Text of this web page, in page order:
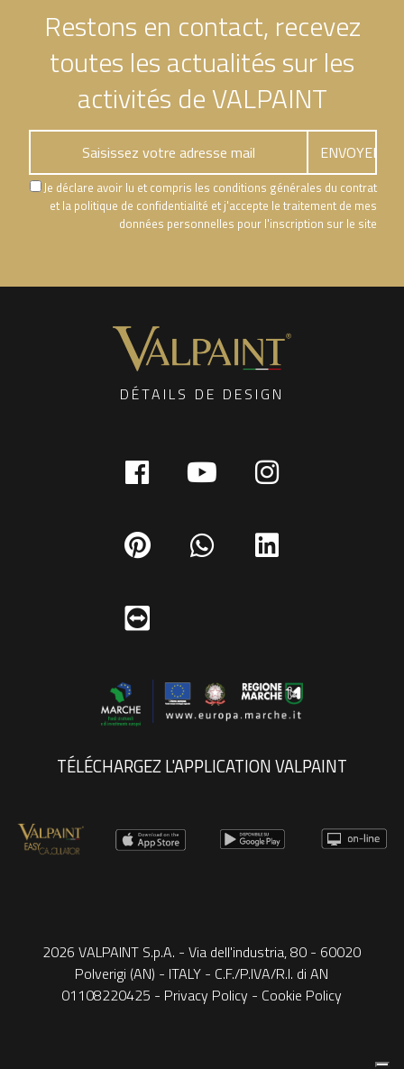
Restons en contact, recevez
toutes les actualités sur les
activités de VALPAINT
Je déclare avoir lu et compris les conditions générales du contrat
et la politique de confidentialité et j'accepte le traitement de mes
données personnelles pour l'inscription sur le site
DÉTAILS DE DESIGN
TÉLÉCHARGEZ L'APPLICATION VALPAINT
2026 VALPAINT S.p.A. - Via dell'industria, 80 - 60020
Polverigi (AN) - ITALY - C.F./P.IVA/R.I. di AN
01108220425 - Privacy Policy - Cookie Policy